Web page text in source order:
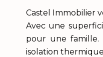
Castel Immobilier
Avec une
pour une famille.
isolation